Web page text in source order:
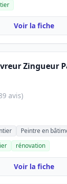
Voir la fiche
Zingueur
avis)
Peintre en
rénovation
Voir la fiche